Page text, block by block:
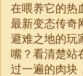
在喂养它的热
最新变态传奇
避难之地的玩
嘴？看清楚站
过一遍的肉块